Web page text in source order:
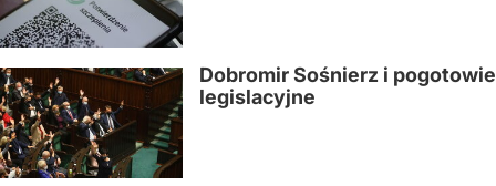
Dobromir Sośnierz i pogotowie
legislacyjne